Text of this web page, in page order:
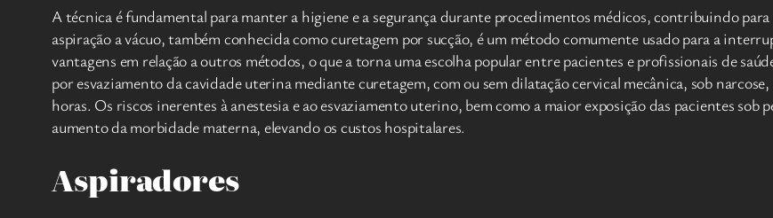
A técnica é fundamental para manter a higiene e a segurança durante procedimentos médicos, contribuindo
aspiração a vácuo, também conhecida como curetagem por sucção, é um método comumente usado para a
vantagens em relação a outros métodos, o que a torna uma escolha popular entre pacientes e profissionais de
por esvaziamento da cavidade uterina mediante curetagem, com ou sem dilatação cervical mecânica, sob
horas. Os riscos inerentes à anestesia e ao esvaziamento uterino, bem como a maior exposição das pacientes
aumento da morbidade materna, elevando os custos hospitalares.
Aspiradores